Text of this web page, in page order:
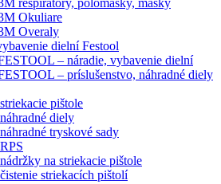
respirátory, polomasky, masky
Okuliare
Overaly
dielní Festool
– náradie, vybavenie dielní
– príslušenstvo, náhradné diely
pištole
diely
tryskové sady
na striekacie pištole
striekacích pištolí